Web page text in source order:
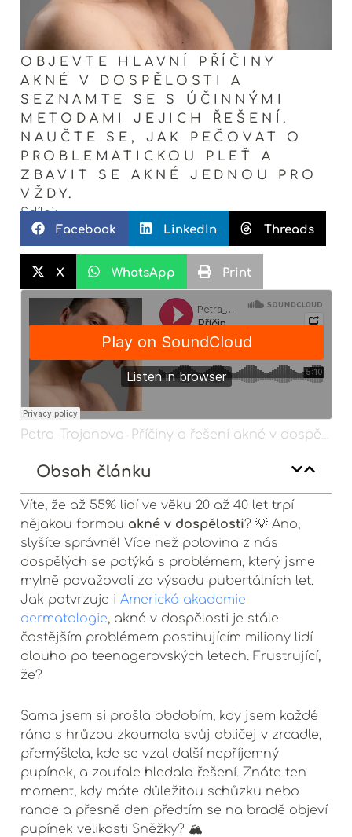
OBJEVTE HLAVNÍ PŘÍČINY
AKNÉ V DOSPĚLOSTI A
SEZNAMTE SE S ÚČINNÝMI
METODAMI JEJICH ŘEŠENÍ.
NAUČTE SE, JAK PEČOVAT O
PROBLEMATICKOU PLEŤ A
ZBAVIT SE AKNÉ JEDNOU PRO
VŽDY.
Sdílej:
Facebook LinkedIn Threads
X WhatsApp Print
Petra_Trojanova · Příčiny a řešení akné v dospělosti
Obsah článku
Víte, že až 55% lidí ve věku 20 až 40 let trpí
nějakou formou akné v dospělosti? 💡 Ano,
slyšíte správně! Více než polovina z nás
dospělých se potýká s problémem, který jsme
mylně považovali za výsadu pubertálních let.
Jak potvrzuje i Americká akademie
dermatologie , akné v dospělosti je stále
častějším problémem postihujícím miliony lidí
dlouho po teenagerovských letech. Frustrující,
že?
Sama jsem si prošla obdobím, kdy jsem každé
ráno s hrůzou zkoumala svůj obličej v zrcadle,
přemýšlela, kde se vzal další nepříjemný
pupínek, a zoufale hledala řešení. Znáte ten
moment, kdy máte důležitou schůzku nebo
rande a přesně den předtím se na bradě objeví
pupínek velikosti Sněžky? 🏔️